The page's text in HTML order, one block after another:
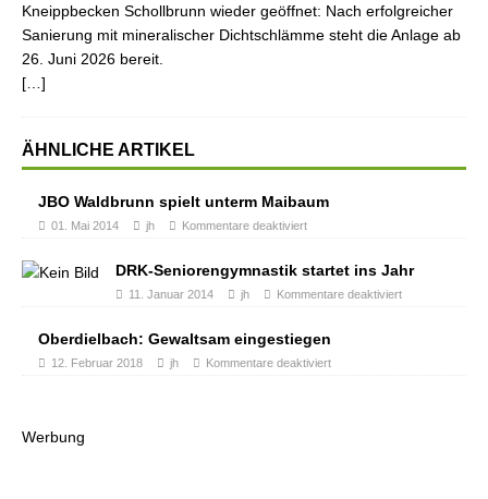
Kneippbecken Schollbrunn wieder geöffnet: Nach erfolgreicher
Sanierung mit mineralischer Dichtschlämme steht die Anlage ab
26. Juni 2026 bereit.
[…]
ÄHNLICHE ARTIKEL
JBO Waldbrunn spielt unterm Maibaum
01. Mai 2014 jh Kommentare deaktiviert
DRK-Seniorengymnastik startet ins Jahr
11. Januar 2014 jh Kommentare deaktiviert
Oberdielbach: Gewaltsam eingestiegen
12. Februar 2018 jh Kommentare deaktiviert
Werbung